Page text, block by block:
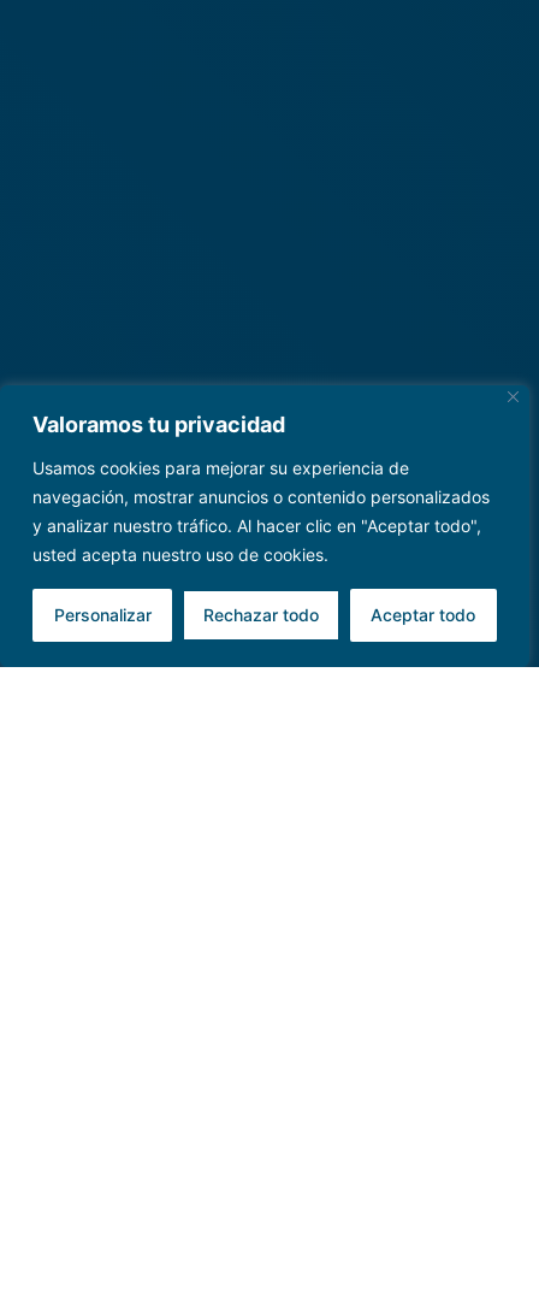
Valoramos tu privacidad
Usamos cookies para mejorar su experiencia de
navegación, mostrar anuncios o contenido personalizados
y analizar nuestro tráfico. Al hacer clic en "Aceptar todo",
usted acepta nuestro uso de cookies.
Personalizar Rechazar todo Aceptar todo